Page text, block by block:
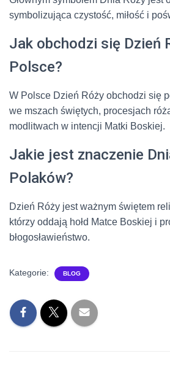
symbolizująca czystość, miłość i
Jak obchodzi się Dzień
Polsce?
W Polsce Dzień Róży obchodzi się
we mszach świętych, procesjach
modlitwach w intencji Matki Boskiej.
Jakie jest znaczenie
Polaków?
Dzień Róży jest ważnym świętem
którzy oddają hołd Matce Boskiej i
błogosławieństwo.
Kategorie: BLOG